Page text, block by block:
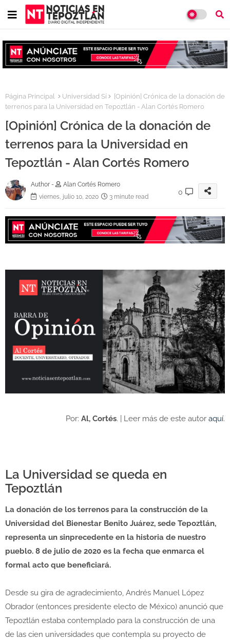
Página Principal Universidad Sí
[Opinión] Crónica de la donación de
terrenos para la Universidad en Tepoztlán - Alan Cortés Romero
[Opinión] Crónica de la donación de
terrenos para la Universidad en
Tepoztlán - Alan Cortés Romero
Author -
Alan Cortés Romero
viernes, julio 10, 2020
3 minute read
0
Por: Al, Cortés. | Leer más de este autor aquí.
La Universidad se queda en
Tepoztlán
La donación de los terrenos para la construcción de la
Universidad del Bienestar Benito Juárez, sede Tepoztlán,
representa un sinprecedente en la historia de nuestro
pueblo. 8 de julio de 2020 es la fecha que enmarca el
formal acto que beneficiará.
Desde su gira de agradecimiento, Andrés Manuel López
Obrador (entonces presidente electo de México) anunció que
Tepoztlán estaba contemplado para la construcción de una
de las cien universidades que contempla su proyecto de